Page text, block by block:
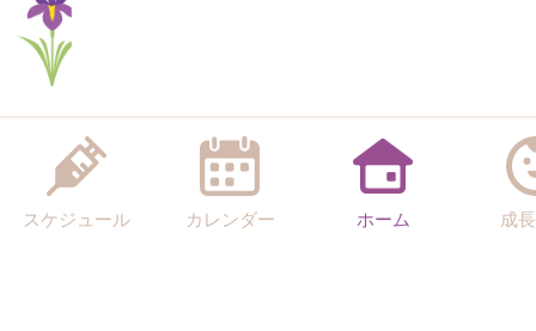
スケジュール カレンダー ホーム 成